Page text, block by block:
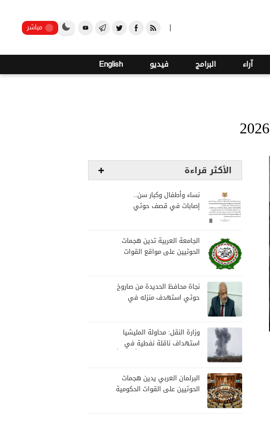
مباشر
آراء البرامج فيديو English
الأكثر قراءة
نساء وأطفال وكبار سن..
إصابات في قصف حوثي
الجامعة العربية تدين هجمات
الحوثيين على مواقع القوات
نجاة محافظ الحديدة من صاروخ
حوثي استهدف منزله في
وزارة النقل: محاولة المليشيا
استهداف ناقلة نفطية في
البرلمان العربي يدين هجمات
الحوثيين على القوات الحكومية